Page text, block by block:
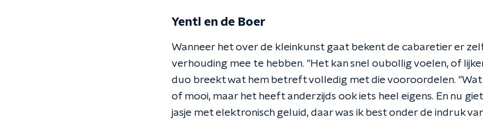
Yentl en de Boer
Wanneer het over de kleinkunst gaat bekent de cabaretier er
verhouding mee te hebben. "Het kan snel oubollig voelen, of
duo breekt wat hem betreft volledig met die vooroordelen. "Wat
of mooi, maar het heeft anderzijds ook iets heel eigens. En nu
jasje met elektronisch geluid, daar was ik best onder de indruk